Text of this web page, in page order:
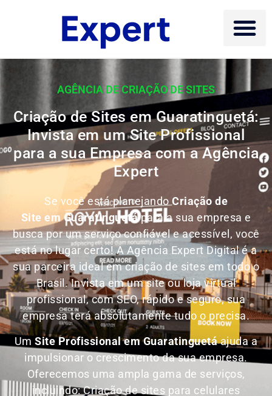
AGÊNCIA DE CRIAÇÃO DE SITES
Criação de Sites em Guaratinguetá:
Invista em um Site Profissional
para a sua Empresa com a Agência
Expert
Se você está planejandoCriação de
Site em Guaratinguetápara a sua empresa e
busca por um serviço confiável e acessível, você
está no lugar certo! A Agência Expert Digital é a
sua parceira ideal em criação de sites em todo o
Brasil.Invista em um site ou loja virtual
profissional, com SEO, rápido e seguro, sua
empresa terá absolutamente tudo o precisa.
UmSite Profissional em Guaratinguetáajuda a
impulsionar o crescimento da sua empresa.
Oferecemos uma ampla gama de serviços,
incluindo: Criação de sites para celulares